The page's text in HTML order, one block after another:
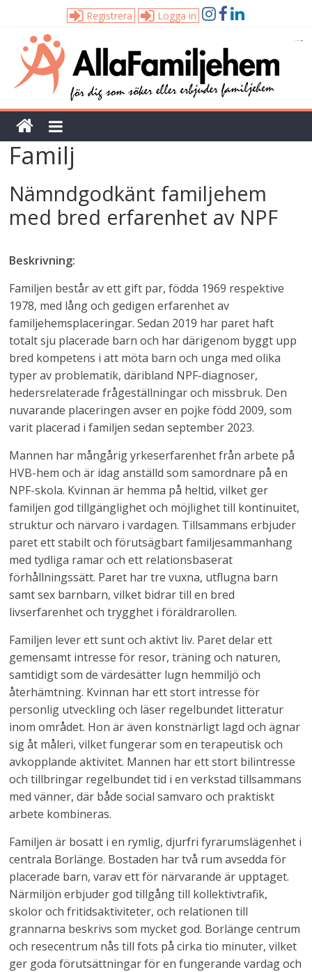
Registrera Logga in
Alla
Familjehem
Unik
tjänst
dig
som
söker
erbjuder
familjehem
Familj
Nämndgodkänt familjehem
med bred erfarenhet av NPF
Beskrivning:
Familjen består av ett gift par, födda 1969 respektive
1978, med lång och gedigen erfarenhet av
familjehemsplaceringar. Sedan 2019 har paret haft
totalt sju placerade barn och har därigenom byggt upp
bred kompetens i att möta barn och unga med olika
typer av problematik, däribland NPF-diagnoser,
hedersrelaterade frågeställningar och missbruk. Den
nuvarande placeringen avser en pojke född 2009, som
varit placerad i familjen sedan september 2023.
Mannen har mångårig yrkeserfarenhet från arbete på
HVB-hem och är idag anställd som samordnare på en
NPF-skola. Kvinnan är hemma på heltid, vilket ger
familjen god tillgänglighet och möjlighet till kontinuitet,
struktur och närvaro i vardagen. Tillsammans erbjuder
paret ett stabilt och förutsägbart familjesammanhang
med tydliga ramar och ett relationsbaserat
förhållningssätt. Paret har tre vuxna, utflugna barn
samt sex barnbarn, vilket bidrar till en bred
livserfarenhet och trygghet i föräldrarollen.
Familjen lever ett sunt och aktivt liv. Paret delar ett
gemensamt intresse för resor, träning och naturen,
samtidigt som de värdesätter lugn hemmiljö och
återhämtning. Kvinnan har ett stort intresse för
personlig utveckling och läser regelbundet litteratur
inom området. Hon är även konstnärligt lagd och ägnar
sig åt måleri, vilket fungerar som en terapeutisk och
avkopplande aktivitet. Mannen har ett stort bilintresse
och tillbringar regelbundet tid i en verkstad tillsammans
med vänner, där både social samvaro och praktiskt
arbete kombineras.
Familjen är bosatt i en rymlig, djurfri fyrarumslägenhet i
centrala Borlänge. Bostaden har två rum avsedda för
placerade barn, varav ett för närvarande är upptaget.
Närmiljön erbjuder god tillgång till kollektivtrafik,
skolor och fritidsaktiviteter, och relationen till
grannarna beskrivs som mycket god. Borlänge centrum
och resecentrum nås till fots på cirka tio minuter, vilket
ger goda förutsättningar för en fungerande vardag och